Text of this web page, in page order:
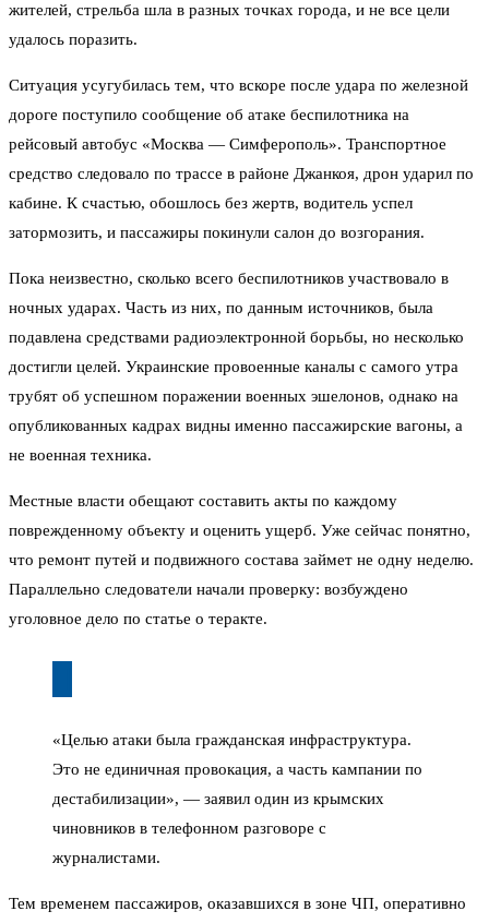
жителей, стрельба шла в разных точках города, и не все цели
удалось поразить.
Ситуация усугубилась тем, что вскоре после удара по железной
дороге поступило сообщение об атаке беспилотника на
рейсовый автобус «Москва — Симферополь». Транспортное
средство следовало по трассе в районе Джанкоя, дрон ударил по
кабине. К счастью, обошлось без жертв, водитель успел
затормозить, и пассажиры покинули салон до возгорания.
Пока неизвестно, сколько всего беспилотников участвовало в
ночных ударах. Часть из них, по данным источников, была
подавлена средствами радиоэлектронной борьбы, но несколько
достигли целей. Украинские провоенные каналы с самого утра
трубят об успешном поражении военных эшелонов, однако на
опубликованных кадрах видны именно пассажирские вагоны, а
не военная техника.
Местные власти обещают составить акты по каждому
поврежденному объекту и оценить ущерб. Уже сейчас понятно,
что ремонт путей и подвижного состава займет не одну неделю.
Параллельно следователи начали проверку: возбуждено
уголовное дело по статье о теракте.
«Целью атаки была гражданская инфраструктура.
Это не единичная провокация, а часть кампании по
дестабилизации», — заявил один из крымских
чиновников в телефонном разговоре с
журналистами.
Тем временем пассажиров, оказавшихся в зоне ЧП, оперативно